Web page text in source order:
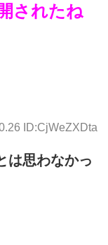
されたね
ID:CjWeZXDta
は思わなかっ